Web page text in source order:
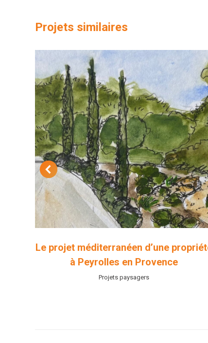
Projets similaires
Le projet méditerranéen d’une
à Peyrolles en Provence
Projets paysagers